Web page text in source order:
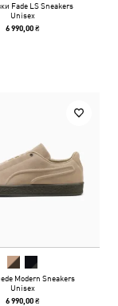
Fade LS Sneakers
Unisex
6 990,00 ₴
Modern Sneakers
Unisex
6 990,00 ₴